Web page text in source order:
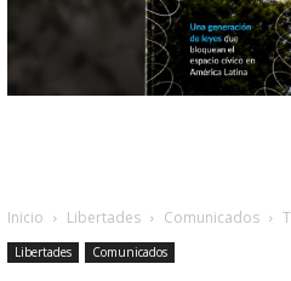
Inicio Libertades Comunicados
Libertades Comunicados